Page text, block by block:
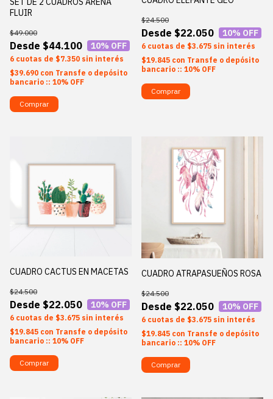
FLUIR
$44.100
$49.000
10% OFF
6 $7.350 sin interés
$39.690 con Transfe o depósito
bancario :: 10% OFF
Comprar
$22.050
$24.500
10% OFF
6 $3.675 sin interés
$19.845 con Transfe o depósito
bancario :: 10% OFF
Comprar
CUADRO CACTUS EN MACETAS
$22.050
$24.500
10% OFF
6 $3.675 sin interés
$19.845 con Transfe o depósito
bancario :: 10% OFF
Comprar
CUADRO ATRAPASUEÑOS ROSA
$22.050
$24.500
10% OFF
6 $3.675 sin interés
$19.845 con Transfe o depósito
bancario :: 10% OFF
Comprar